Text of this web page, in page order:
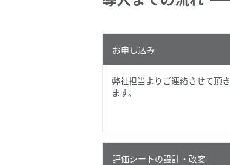
お申し込み
弊社担当よりご連絡させて頂き
ます。
評価シートの設計・改変